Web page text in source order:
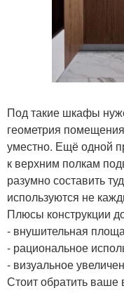
Под такие шкафы
геометрия
уместно. Ещё одной
к верхним полкам
разумно составить
используются не
Плюсы конструкции
- внушительная
- рациональное
- визуальное
Стоит обратить